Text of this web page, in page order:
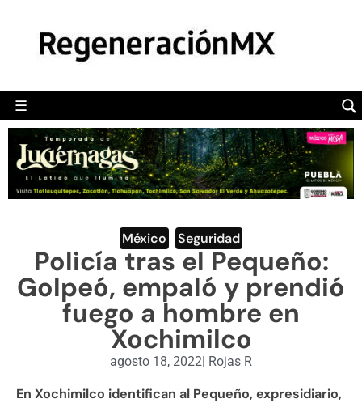
☰
POLÍTICA
CAMALEÓN
OPINIÓN
DEPORTES
ENGLISH SECTION
VIDEOS
México Seguridad
Policía tras el Pequeño:
Golpeó, empaló y prendió
fuego a hombre en
Xochimilco
agosto 18, 2022| Rojas R
En Xochimilco identifican al Pequeño, expresidiario,